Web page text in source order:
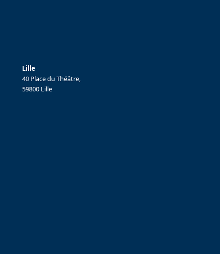
Lille
40 Place du Théâtre,
59800 Lille